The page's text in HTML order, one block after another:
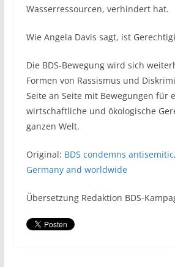
Wasserressourcen, verhindert hat.
Wie Angela Davis sagt, ist
Die BDS-Bewegung wird sich
Formen von Rassismus und
Seite an Seite mit Bewegungen für
wirtschaftliche und ökologische
ganzen Welt.
Original: BDS condemns
Germany and worldwide
Übersetzung Redaktion BDS-